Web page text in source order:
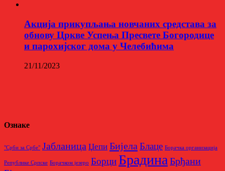
Aкција прикупљања новчаних средстава за
обнову Цркве Успења Пресвете Богородице
и парохијског дома у Челебићима
21/11/2023
Ознаке
"Срби за Србе" Јабланица Џепи Бијела Блаце Борачкa организацијa
Републике Српске Борачком језеро Борци Брадина Брђани